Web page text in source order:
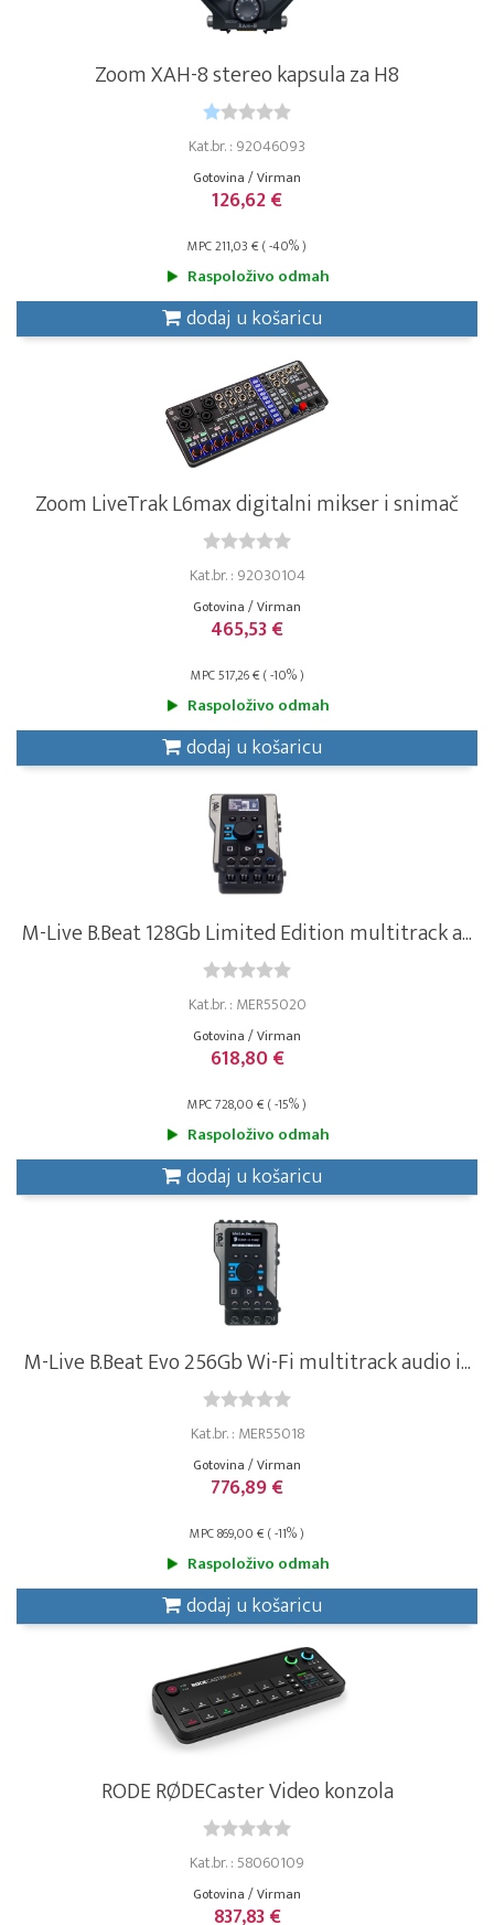
Zoom XAH-8 stereo kapsula za H8
Kat.br. : 92046093
Gotovina / Virman
126,62 €
MPC 211,03 € ( -40% )
Raspoloživo odmah
dodaj u košaricu
Zoom LiveTrak L6max digitalni mikser i snimač
Kat.br. : 92030104
Gotovina / Virman
465,53 €
MPC 517,26 € ( -10% )
Raspoloživo odmah
dodaj u košaricu
M-Live B.Beat 128Gb Limited Edition multitrack a...
Kat.br. : MER55020
Gotovina / Virman
618,80 €
MPC 728,00 € ( -15% )
Raspoloživo odmah
dodaj u košaricu
M-Live B.Beat Evo 256Gb Wi-Fi multitrack audio i...
Kat.br. : MER55018
Gotovina / Virman
776,89 €
MPC 869,00 € ( -11% )
Raspoloživo odmah
dodaj u košaricu
RODE RØDECaster Video konzola
Kat.br. : 58060109
Gotovina / Virman
837,83 €